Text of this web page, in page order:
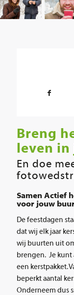
Breng
leven
En doe
Samen Actief
voor jouw
De feestdagen
dat wij elk jaar
wij buurten uit
brengen. Je kunt
een kerstpakket.
beperkt aantal
Onderneem dus